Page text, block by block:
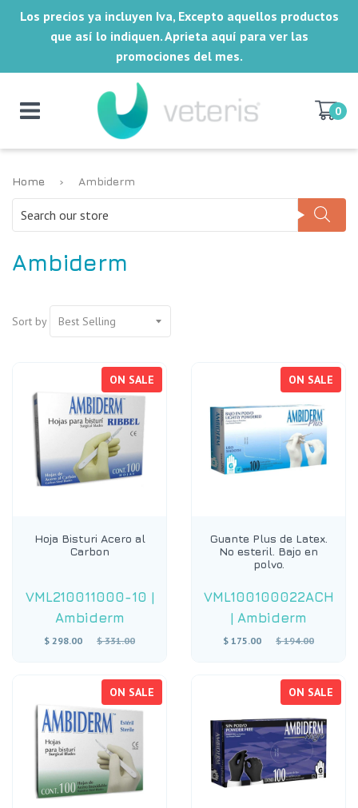
Los precios ya incluyen Iva, Excepto aquellos productos
que así lo indiquen. Aprieta aquí para ver las
promociones del mes.
0
Home › Ambiderm
Ambiderm
Sort by
ON SALE
Hoja Bisturi Acero al
Carbon
VML210011000-10 |
Ambiderm
$ 298.00
Regular
$ 331.00
ON SALE
Guante Plus de Latex.
No esteril. Bajo en
polvo.
VML100100022ACH
| Ambiderm
$ 175.00
Regular
$ 194.00
ON SALE ON SALE